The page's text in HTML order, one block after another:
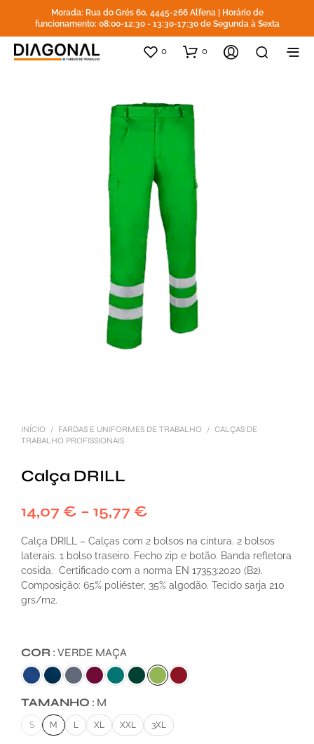
Morada: Rua do Grés 60, 4445-266 Alfena | Horário de
funcionamento: 08:00-12:30 - 13:30-17:30 de Segunda à Sexta
0 0
INÍCIO / FARDAS E UNIFORMES DE TRABALHO / CALÇAS DE
TRABALHO PROFISSIONAIS
Calça DRILL
14,07 € – 15,77 €
Calça DRILL – Calças com 2 bolsos na cintura. 2 bolsos
laterais. 1 bolso traseiro. Fecho zip e botão. Banda refletora
cosida. Certificado com a norma EN 17353:2020 (B2).
Composição: 65% poliéster, 35% algodão. Tecido sarja 210
grs/m2.
COR VERDE MAÇA
TAMANHO M
S M L XL XXL 3XL